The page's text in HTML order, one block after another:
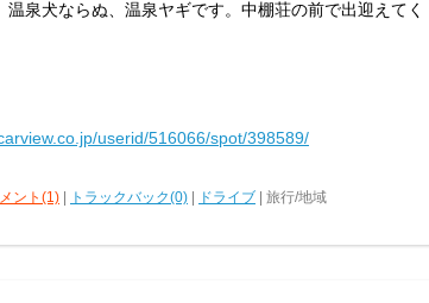
泉犬ならぬ、温泉ヤギです。中棚荘の前で出迎えてく
userid/516066/spot/398589/
ント(1) トラックバック(0) ドライブ | 旅行/地域